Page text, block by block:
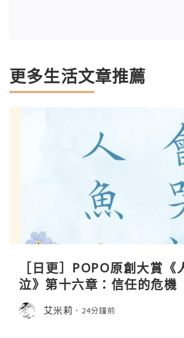
更多生活文章推薦
［日更］POPO原創大賞《
泣》第十六章：信任的危機
艾米莉 24分鐘前